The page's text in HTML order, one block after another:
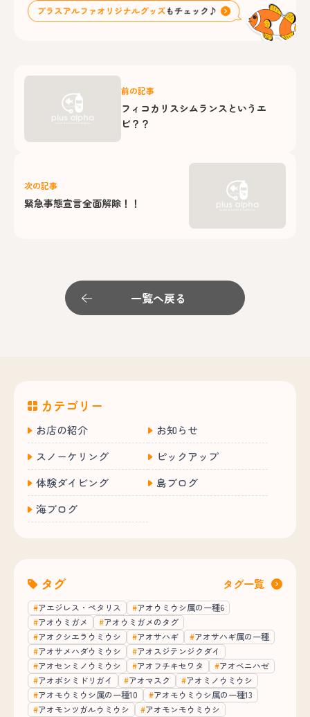
前の記事
フィコカリスシムランスというエ
ビ？？
次の記事
緊急事態宣言全面解除！！
一覧へ戻る
カテゴリー
お店の紹介
お知らせ
スノーケリング
ピックアップ
体験ダイビング
島ブログ
海ブログ
タグ タグ一覧
アエジレス・ペタリス
アオウミウシ属の一種6
アオウミガメ
アオウミガメのタグ
アオクシエラウミウシ
アオサハギ
アオサハギ属の一種
アオサメハダウミウシ
アオスジテンジクダイ
アオセンミノウミウシ
アオフチキセワタ
アオベニハゼ
アオボシミドリガイ
アオマスク
アオミノウミウシ
アオモウミウシ属の一種10
アオモウミウシ属の一種13
アオモンツガルウミウシ
アオモンモウミウシ